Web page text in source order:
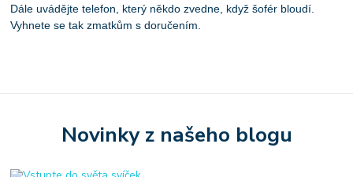
Dále uvádějte telefon, který někdo zvedne, když šofér bloudí.
Vyhnete se tak zmatkům s doručením.
Novinky z našeho blogu